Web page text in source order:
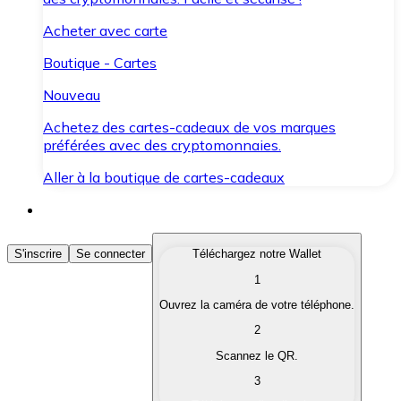
Acheter avec carte
Boutique - Cartes
Nouveau
Achetez des cartes-cadeaux de vos marques
préférées avec des cryptomonnaies.
Aller à la boutique de cartes-cadeaux
Acheter des Cryptomonnaies
Achetez les cryptomonnaies qui vous intéressent
Convertissez vos cryptomonnaies en monnaie
S'inscrire Se connecter
Téléchargez notre Wallet
1
Ouvrez la caméra de votre téléphone.
2
Scannez le QR.
3